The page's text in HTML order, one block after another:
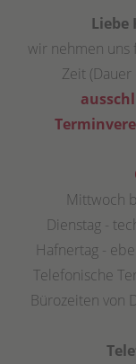
Liebe
wir nehmen uns
Zeit
Mittwoch
Dienstag -
Hafnertag -
Telefonische
Bürozeiten von